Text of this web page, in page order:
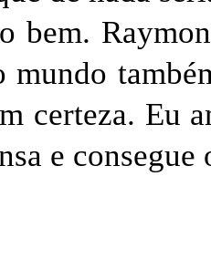
bem.
mundo
certeza. Eu
e consegue